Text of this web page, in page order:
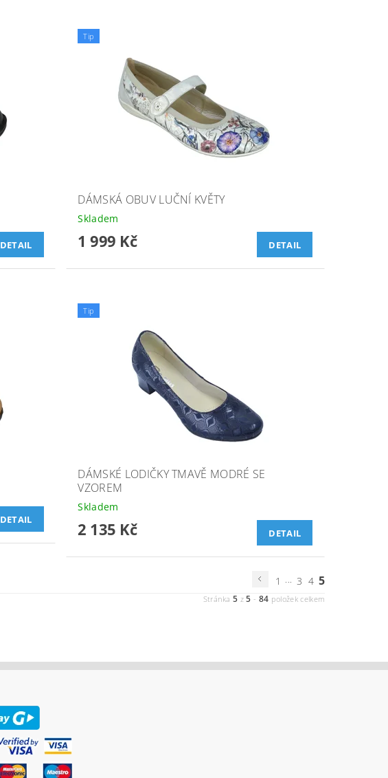
DETAIL
Tip
DÁMSKÁ OBUV LUČNÍ KVĚTY
Skladem
1 999 Kč DETAIL
DETAIL
Tip
DÁMSKÉ LODIČKY TMAVĚ MODRÉ SE
VZOREM
Skladem
2 135 Kč DETAIL
1 ... 3 4 5
Stránka5 z5 - 84 položek celkem